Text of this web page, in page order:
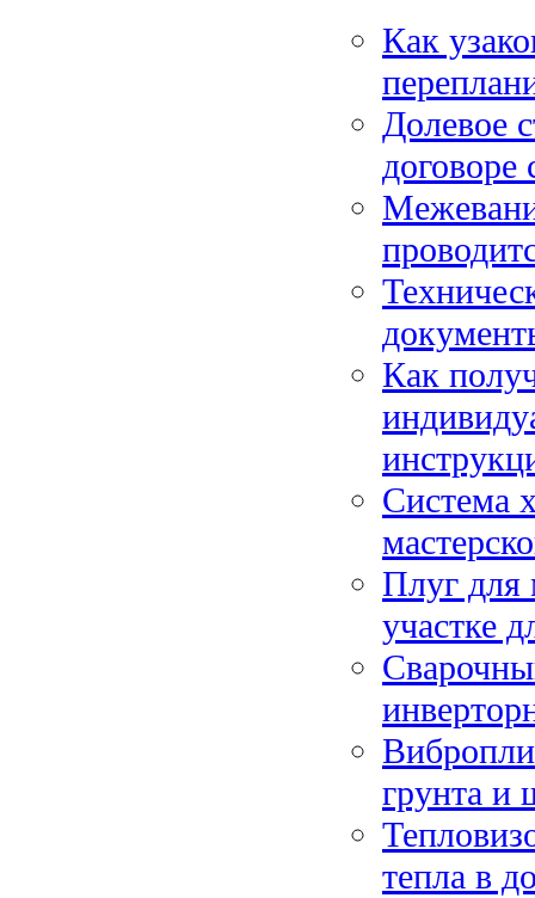
Как
Долевое
договоре
Как
Система
Плуг для
участке
грунта и
тепла в